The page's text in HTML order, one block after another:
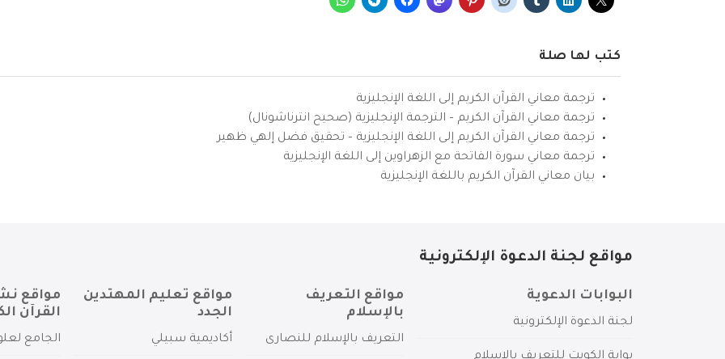
كتب لها صلة
ترجمة معاني القرآن الكريم إلى اللغة الإنجليزية
ترجمة معاني القرآن الكريم – الترجمة الإنجليزية (صحيح انترناشونال)
ترجمة معاني القرآن الكريم إلى اللغة الإنجليزية – تحقيق فضل إلهي ظهير
ترجمة معاني سورة الفاتحة مع الزهراوين إلى اللغة الإنجليزية
بيان معاني القرآن الكريم باللغة الإنجليزية
مواقع لجنة الدعوة الإلكترونية
البوابات الدعوية
لجنة الدعوة الإلكترونية
مواقع التعريف
بالإسلام
التعريف بالإسلام للنصارى
مواقع تعليم المهتدين
الجدد
أكاديمية سبيلي
مواقع
القرآن
الجامع